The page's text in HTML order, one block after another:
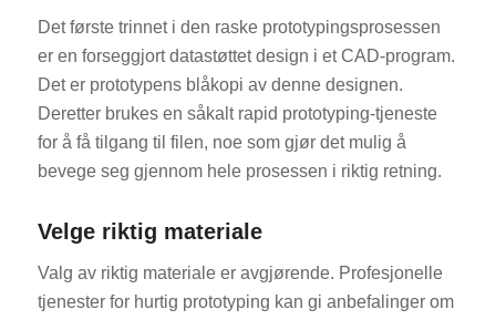
Det første trinnet i den raske prototypingsprosessen
er en forseggjort datastøttet design i et CAD-program.
Det er prototypens blåkopi av denne designen.
Deretter brukes en såkalt rapid prototyping-tjeneste
for å få tilgang til filen, noe som gjør det mulig å
bevege seg gjennom hele prosessen i riktig retning.
Velge riktig materiale
Valg av riktig materiale er avgjørende. Profesjonelle
tjenester for hurtig prototyping kan gi anbefalinger om